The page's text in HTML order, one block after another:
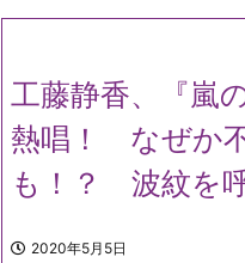
工藤静香、『嵐
熱唱！ なぜか
も！？ 波紋を
2020年5月5日